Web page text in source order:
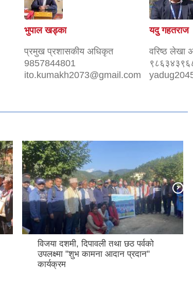
भुपाल खड्का
प्रमुख प्रशासकीय अधिकृत
9857844801
ito.kumakh2073@gmail.com
यदु गहतराज
वरिष्ठ लेखा
मापदण्ड अनुसार पुरानो झण्डा फेरी नयाँ
राष्ट्रिय झण्डा फहराउने कार्यक्रम सम्पन्न